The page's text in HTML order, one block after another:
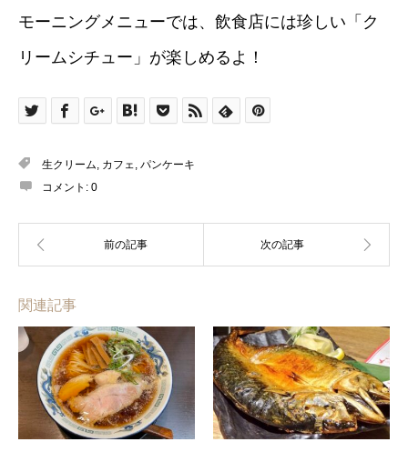
モーニングメニューでは、飲食店には珍しい「ク
リームシチュー」が楽しめるよ！
生クリーム カフェ パンケーキ
コメント: 0
関連記事